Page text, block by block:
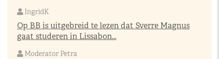
IngridK
Op BB is uitgebreid te lezen dat Sverre Magnus
gaat studeren in Lissabon...
Moderator Petra